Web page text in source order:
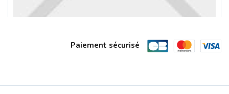
Paiement sécurisé